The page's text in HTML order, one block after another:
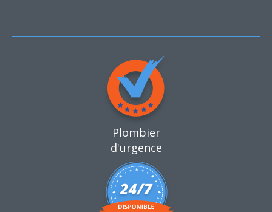
Plombier
d'urgence